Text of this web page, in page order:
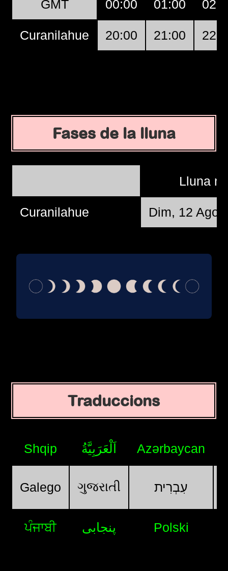
GMT 00:00 01:00
Curanilahue 20:00 21:00
Fases de la lluna
Lluna
Curanilahue Dim, 12 Ago
Traduccions
Shqip اَلْعَرَبِيَّةُ Azərbaycan
Galego ગુજરાતી עִבְרִית
ਪੰਜਾਬੀ پنجابی Polski